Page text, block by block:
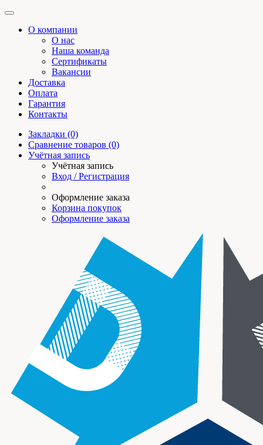
О компании
О нас
Наша команда
Сертификаты
Вакансии
Доставка
Оплата
Гарантия
Контакты
Закладки (0)
Сравнение товаров (0)
Учётная запись
Учётная запись
Вход / Регистрация
Оформление заказа
Корзина покупок
Оформление заказа